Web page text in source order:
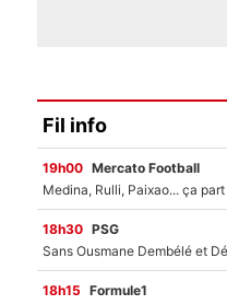
Fil info
19h00 Mercato Football
18h30 PSG
18h15 Formule1